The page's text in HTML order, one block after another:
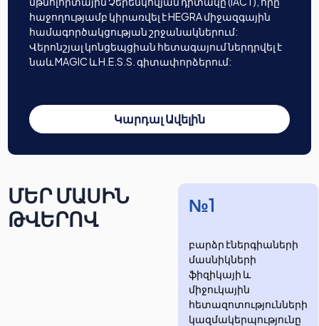
հաջողությամբ կիրառվել է HEGRA միջազգային
համագործակցության շրջանակներում:
Վերոնշյալ կոնցեպցիան հետագայում ներդրվել է
նաև MAGIC և H.E.S.S. գիտափորձերում:
Կարդալ Ավելին
ՄԵՐ ՄԱՍԻՆ
ԹՎԵՐՈՎ
№1
բարձր էներգիաների
մասնիկների
ֆիզիկայի և
միջուկային
հետազոտությունների
​​​​կազմակերպությունը